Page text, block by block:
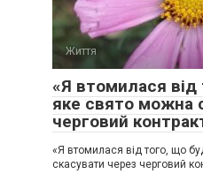
Життя
«Я втомилася
яке свято можна
черговий
«Я втомилася від того, що
скасувати через черговий